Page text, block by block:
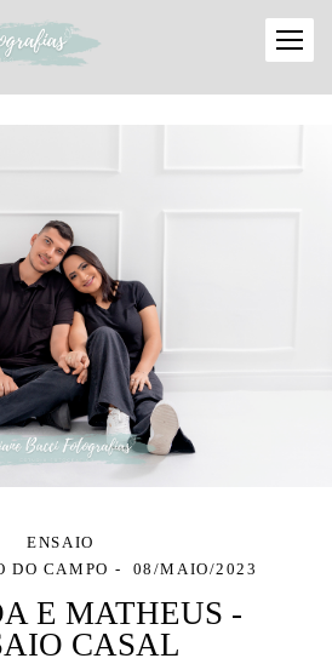
ENSAIO
DO CAMPO
08/MAIO/2023
E MATHEUS -
CASAL